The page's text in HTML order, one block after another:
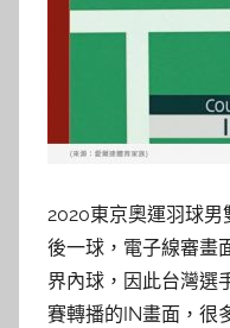
2020東京奧運羽球男
後一球，電子線審畫
界內球，因此台灣選
賽轉播的IN畫面，很